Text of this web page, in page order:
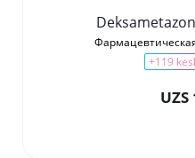
+119
UZS